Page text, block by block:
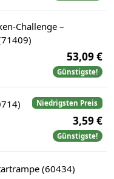
Challenge –
53,09 €
Günstigste!
Niedrigsten Preis
3,59 €
Günstigste!
(60434)